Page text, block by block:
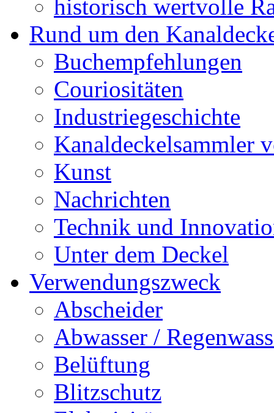
historisch wertvolle
Rund um den
Buchempfehlungen
Couriositäten
Industriegeschichte
Kanaldeckelsammler
Kunst
Nachrichten
Technik und
Unter dem Deckel
Verwendungszweck
Abscheider
Abwasser /
Belüftung
Blitzschutz